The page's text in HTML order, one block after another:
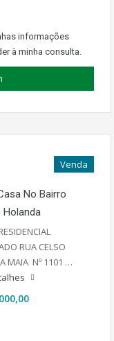
informações
à minha consulta.
Venda
No Bairro
RUA CELSO
MAIA Nº 1101 …